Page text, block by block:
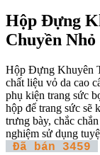
Hộp Đựng
Chuyền
Hộp Đựng Khuyên
chất liệu vỏ da cao
phụ kiện trang sức
hộp để trang sức sẽ
trưng bày, chắc
nghiệm sử dụng
Đã bán 3459